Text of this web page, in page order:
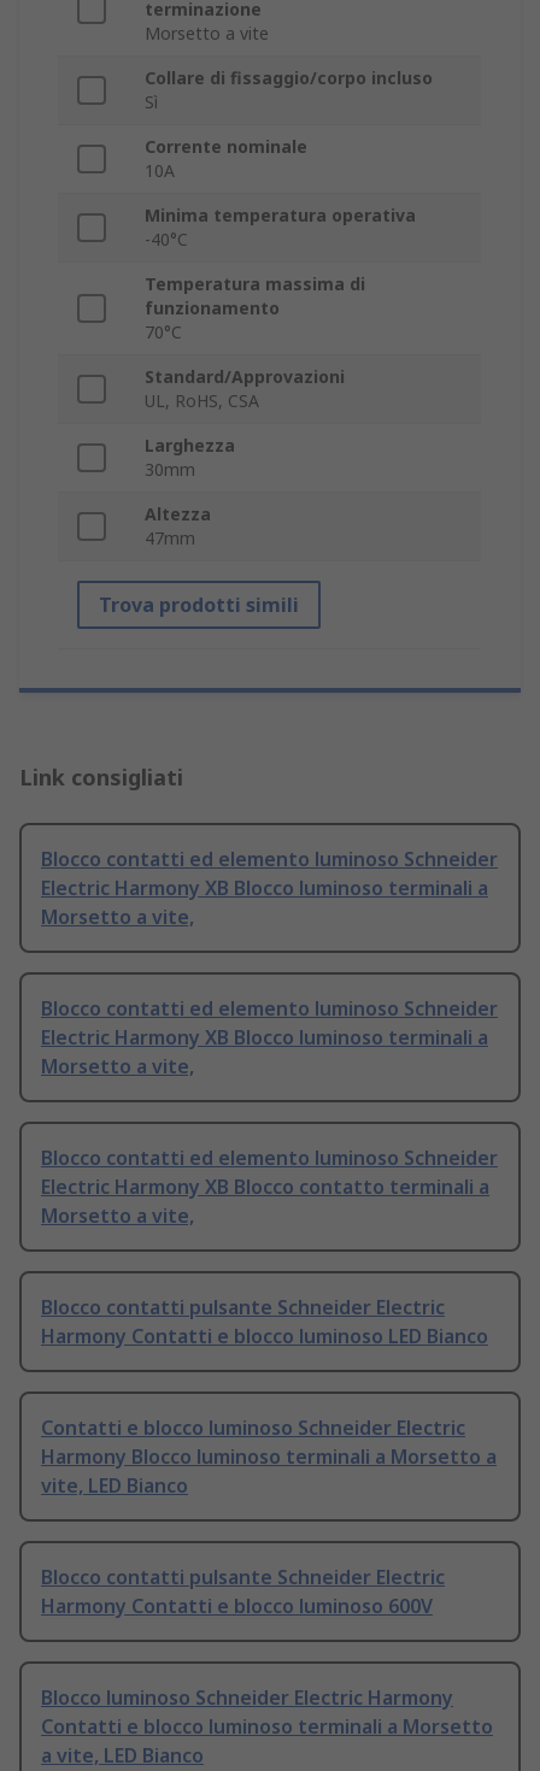
terminazione
Morsetto a vite
Collare di fissaggio/corpo incluso
Sì
Corrente nominale
10A
Minima temperatura operativa
-40°C
Temperatura massima di
funzionamento
70°C
Standard/Approvazioni
UL, RoHS, CSA
Larghezza
30mm
Altezza
47mm
Trova prodotti simili
Link consigliati
Blocco contatti ed elemento luminoso Schneider
Electric Harmony XB Blocco luminoso terminali a
Morsetto a vite,
Blocco contatti ed elemento luminoso Schneider
Electric Harmony XB Blocco luminoso terminali a
Morsetto a vite,
Blocco contatti ed elemento luminoso Schneider
Electric Harmony XB Blocco contatto terminali a
Morsetto a vite,
Blocco contatti pulsante Schneider Electric
Harmony Contatti e blocco luminoso LED Bianco
Contatti e blocco luminoso Schneider Electric
Harmony Blocco luminoso terminali a Morsetto a
vite, LED Bianco
Blocco contatti pulsante Schneider Electric
Harmony Contatti e blocco luminoso 600V
Blocco luminoso Schneider Electric Harmony
Contatti e blocco luminoso terminali a Morsetto
a vite, LED Bianco